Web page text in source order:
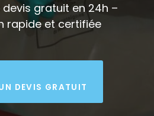
gratuit en 24h –
rapide et certifiée
DEVIS GRATUIT